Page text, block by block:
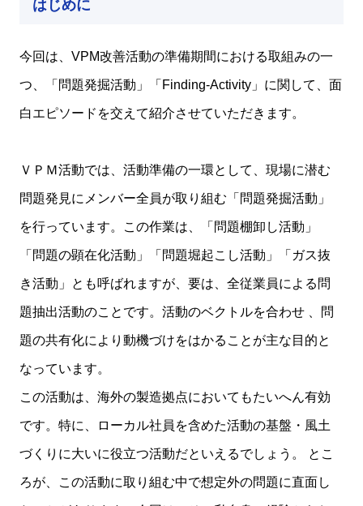
はじめに
今回は、VPM改善活動の準備期間における取組みの一
つ、「問題発掘活動」「Finding-Activity」に関して、面
白エピソードを交えて紹介させていただきます。
ＶＰＭ活動では、活動準備の一環として、現場に潜む
問題発見にメンバー全員が取り組む「問題発掘活動」
を行っています。この作業は、「問題棚卸し活動」
「問題の顕在化活動」「問題堀起こし活動」「ガス抜
き活動」とも呼ばれますが、要は、全従業員による問
題抽出活動のことです。活動のベクトルを合わせ 、問
題の共有化により動機づけをはかることが主な目的と
なっています。
この活動は、海外の製造拠点においてもたいへん有効
です。特に、ローカル社員を含めた活動の基盤・風土
づくりに大いに役立つ活動だといえるでしょう。 とこ
ろが、この活動に取り組む中で想定外の問題に直面し